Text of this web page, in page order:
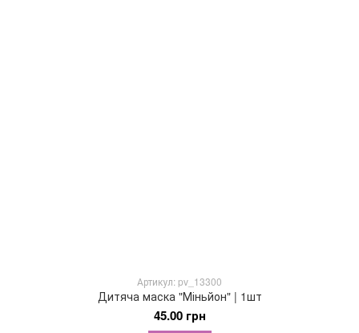
Артикул: pv_13300
Дитяча маска "Міньйон" | 1шт
45.00 грн